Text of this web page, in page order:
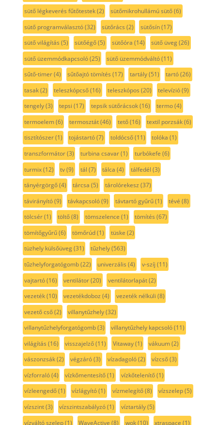
sütő légkeverés fűtőtestek(2) sütőmikrohullámú sütő(6)
sütő programválasztó(32) sütőrács (2) sütősín(17)
sütő világítás (5) sütőégő(5) sütőóra (14) sütő üveg(26)
sütő üzemmódkapcsoló(25) sütő üzemmódváltó(11)
sűtő-timer(4) sűtőajtó tömítés (17) tartály(51) tartó(26)
tasak(2) teleszkópcső(16) teleszkópos (20) televízió(9)
tengely(3) tepsi (17) tepsik sütőrácsok(16) termo(4)
termoelem(6) termosztát(46) tető(16) textil porzsák(6)
tisztítószer(1) tojástartó(7) toldócső(11) tolóka (1)
transzformátor(3) turbina csavar(1) turbókefe (6)
turmix(12) tv(9) tál (7) tálca (4) tálfedél (3)
tányérgörgő(4) tárcsa (5) tárolórekesz (37)
távirányító(9) távkapcsoló(9) távtartó gyűrű(1) tévé (8)
tölcsér(1) töltő(8) tömszelence (1) tömítés (67)
tömítőgyűrű(6) tömőrúd(1) tüske (2)
tüzhely külsőüveg(31) tűzhely(563)
tűzhelyforgatógomb(22) univerzális (4) v-szíj (11)
vajtartó(16) ventilátor(20) ventilátorlapát(2)
vezeték(10) vezetékdoboz (4) vezeték nélküli (8)
vezető cső(2) villanytűzhely(32)
villanytűzhelyforgatógomb(3) villanytűzhely kapcsoló(11)
világítás (16) visszajelző(11) Vitaway(1) vákuum(2)
vászonzsák(2) végzáró(3) vízadagoló(2) vízcső(3)
vízforraló(4) vízkőmentesítő(1) vízkőtelenítő(1)
vízleengedő(1) vízlágyító(1) vízmelegítő(8) vízszelep(5)
vízszint(3) vízszintszabályzó(1) víztartály(5)
vízváltó szelep(1) WaveActive (8) wok(10) xtraspace (1)